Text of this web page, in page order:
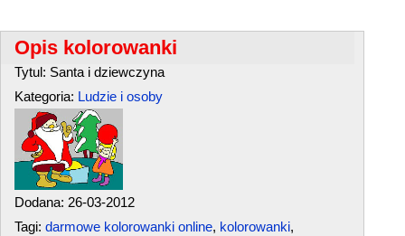
Opis kolorowanki
Tytul: Santa i dziewczyna
Kategoria: Ludzie i osoby
Dodana: 26-03-2012
Tagi: darmowe kolorowanki online, kolorowanki,